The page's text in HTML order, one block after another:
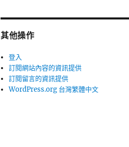
其他操作
登入
訂閱網站內容的資訊提供
訂閱留言的資訊提供
WordPress.org 台灣繁體中文